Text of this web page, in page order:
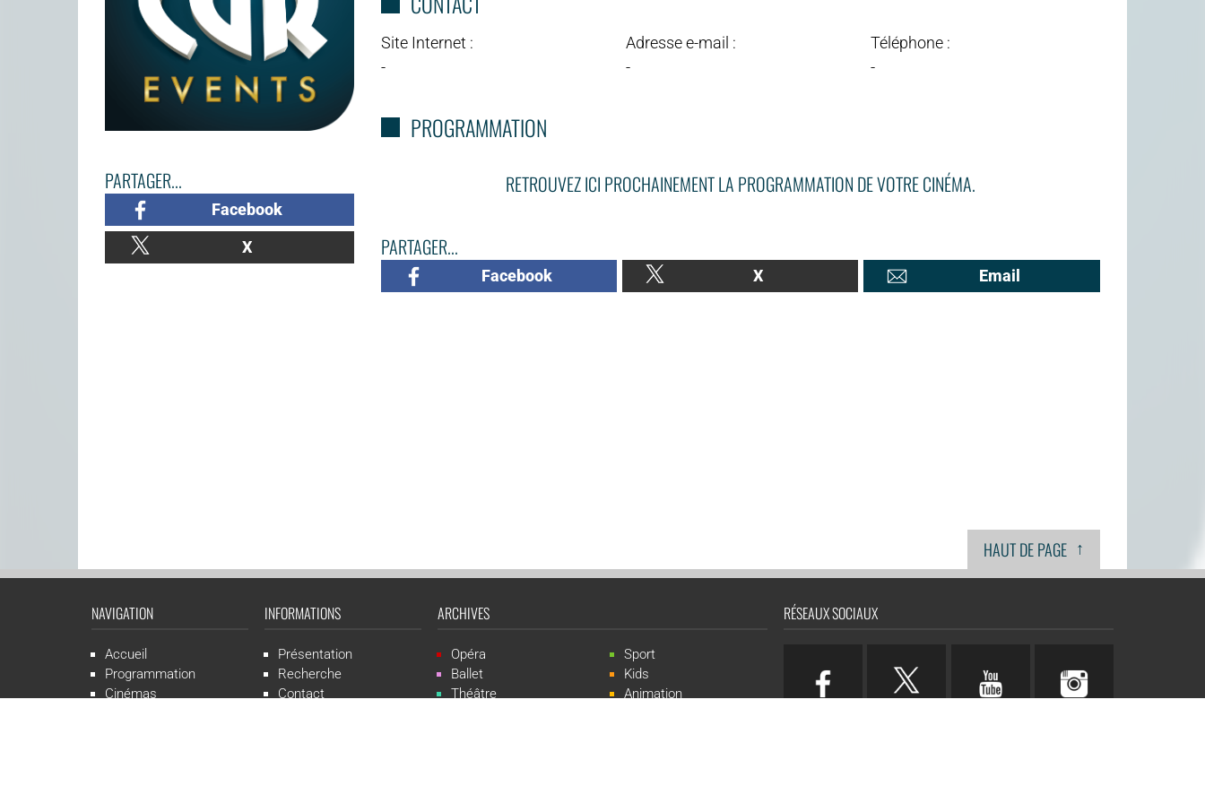
PARTAGER...
Facebook
X
Site Internet :
-
Adresse e-mail :
-
Téléphone :
-
PROGRAMMATION
RETROUVEZ ICI PROCHAINEMENT LA PROGRAMMATION DE VOTRE CINÉMA.
PARTAGER...
Facebook X Email
HAUT DE PAGE ↑
NAVIGATION
Accueil
Programmation
Cinémas
INFORMATIONS
Présentation
Recherche
Contact
ARCHIVES
Opéra
Ballet
Théâtre
Sport
Kids
Animation
RÉSEAUX SOCIAUX